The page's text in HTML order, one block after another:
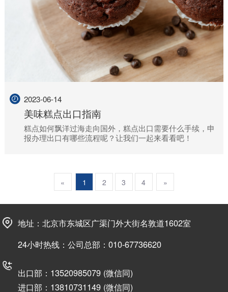
2023-06-14
美味糕点出口指南
糕点如何飘洋过海走向国外，糕点出口需要什么手续，申
报办理出口有哪些流程呢？让我们一起来看看吧！
« 1 2 3 4 »
地址：北京市东城区广渠门外大街名敦道1602室
24小时热线：公司总部：010-67736620
出口部：13520985079 (微信同)
进口部：13810731149 (微信同)